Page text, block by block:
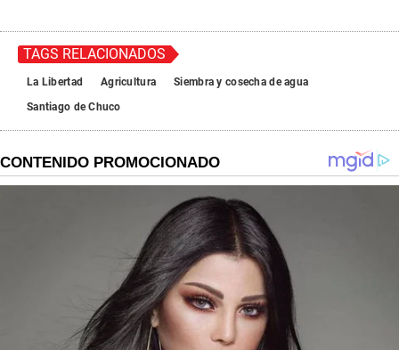
TAGS RELACIONADOS
La Libertad Agricultura
Siembra y cosecha de agua
Santiago de Chuco